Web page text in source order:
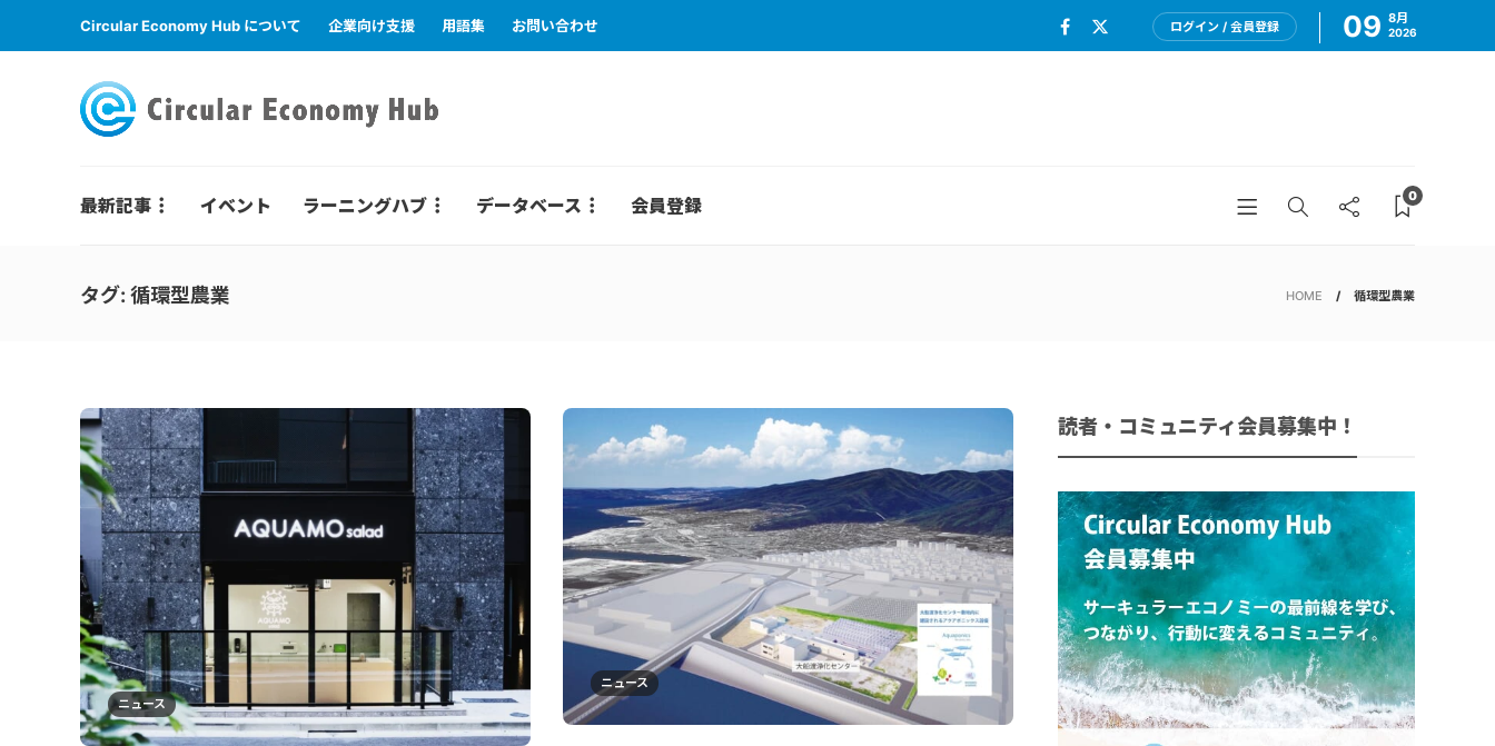
Circular Economy Hub について 企業向け支援 用語集 お問い合わせ ログイン / 会員登録 09 8月
2026
最新記事 イベント ラーニングハブ データベース 会員登録 0
タグ: 循環型農業 HOME 循環型農業
ニュース
ニュース
読者・コミュニティ会員募集中！